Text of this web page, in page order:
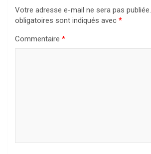
Votre adresse e-mail ne sera pas publiée.
obligatoires sont indiqués avec *
Commentaire *